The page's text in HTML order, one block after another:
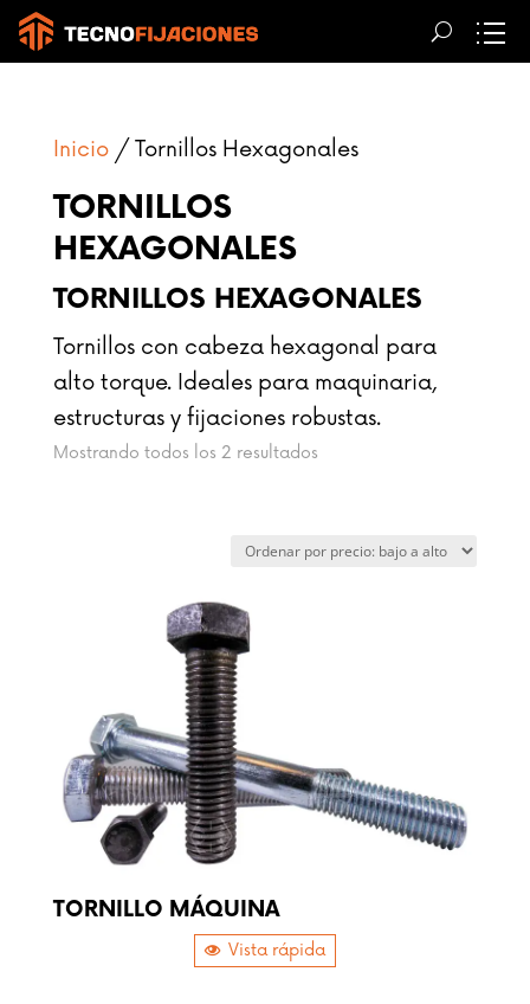
Inicio/ Tornillos Hexagonales
TORNILLOS
HEXAGONALES
TORNILLOS HEXAGONALES
Tornillos con cabeza hexagonal para
alto torque. Ideales para maquinaria,
estructuras y fijaciones robustas.
Mostrando todos los 2 resultadosSorted
low
TORNILLO MÁQUINA
Vista rápida